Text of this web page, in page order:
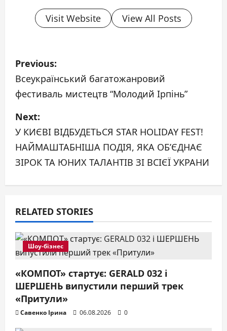
Visit Website View All Posts
P
o
s
t
n
a
v
i
g
a
t
i
o
Previous:
Всеукраїнський багатожанровий
фестиваль мистецтв “Молодий Ірпінь”
Next:
У КИЄВІ ВІДБУДЕТЬСЯ STAR HOLIDAY FEST!
НАЙМАШТАБНІША ПОДІЯ, ЯКА ОБ’ЄДНАЄ
ЗІРОК ТА ЮНИХ ТАЛАНТІВ ЗІ ВСІЄЇ УКРАНИ
RELATED STORIES
Шоу-бізнес
«КОМПОТ» стартує: GERALD 032 і
ШЕРШЕНЬ випустили перший трек
«Притули»
Савенко Ірина 06.08.2026 0